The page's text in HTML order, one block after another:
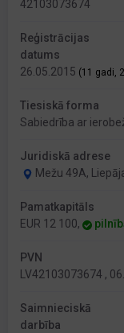
42103073674
Reģistrācijas
datums
26.05.2015 (11 gadi,
Tiesiskā forma
Sabiedrība ar
Juridiskā adrese
Mežu 49A,
Pamatkapitāls
EUR 12 100,
PVN
LV42103073674 ,
Saimnieciskā
darbība